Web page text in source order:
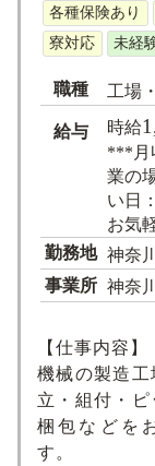
各種保険あり
寮対応
未経
職種 工場
給与 時給
***月
業の
い日
お気
勤務地 神奈
事業所 神奈
【仕事内容】
機械の製造工
立・組付・ピ
梱包などを
す。